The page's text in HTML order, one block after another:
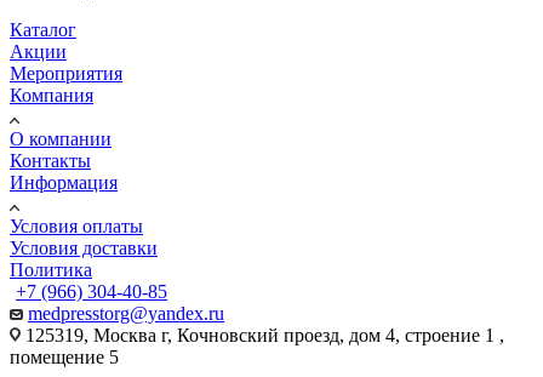
Каталог
Акции
Мероприятия
Компания
О компании
Контакты
Информация
Условия оплаты
Условия доставки
Политика
+7 (966) 304-40-85
medpresstorg@yandex.ru
125319, Москва г, Кочновский проезд, дом 4, строение 1 ,
помещение 5